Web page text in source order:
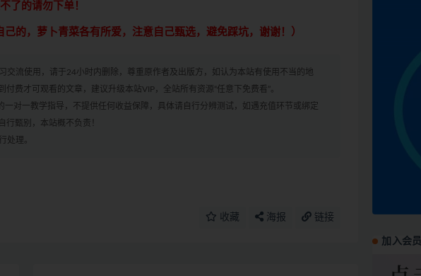
了的请勿下单！
的，萝卜青菜各有所爱，注意自己甄选，避免踩坑，谢谢！）
交流使用，请于24小时内删除，尊重原作者及出版方，如认为本站有使用不当的地
费才可观看的文章，建议升级本站VIP，全站所有资源“任意下免费看”。
对一教学指导，不提供任何收益保障，具体请自行分辨测试，如遇充值环节或绑定
行甄别，本站概不负责！
处理。
收藏 海报 链接
加入会员